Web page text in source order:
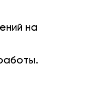
на